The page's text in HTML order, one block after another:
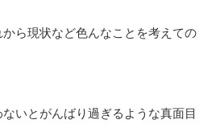
ら現状など色んなことを考えての
いとがんばり過ぎるような真面目